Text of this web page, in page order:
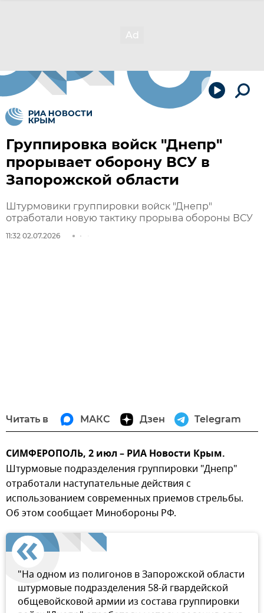
Группировка войск "Днепр"
прорывает оборону ВСУ в
Запорожской области
Штурмовики группировки войск "Днепр"
отработали новую тактику прорыва обороны ВСУ
11:32 02.07.2026
Читать в МАКС Дзен Telegram
СИМФЕРОПОЛЬ, 2 июл – РИА Новости Крым.
Штурмовые подразделения группировки "Днепр"
отработали наступательные действия с
использованием современных приемов стрельбы.
Об этом сообщает Минобороны РФ.
"На одном из полигонов в Запорожской области
штурмовые подразделения 58-й гвардейской
общевойсковой армии из состава группировки